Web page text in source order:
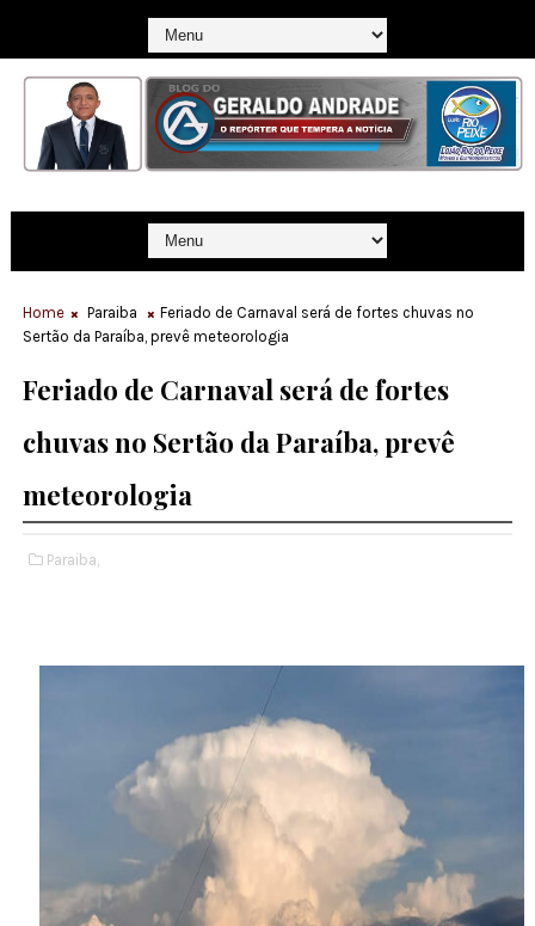
Home Paraiba
Feriado de Carnaval será de fortes chuvas no
Sertão da Paraíba, prevê meteorologia
Feriado de Carnaval será de fortes
chuvas no Sertão da Paraíba, prevê
meteorologia
Paraiba,